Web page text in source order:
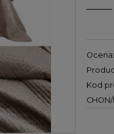
Ocena:
Kod